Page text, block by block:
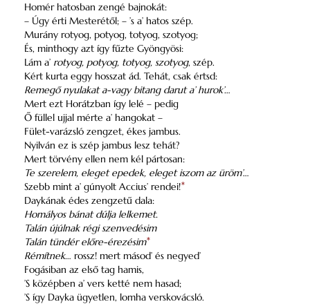
Homér hatosban zengé bajnokát:
– Úgy érti Mesterétől; – ’s a’ hatos szép.
Murány rotyog, potyog, totyog, szotyog;
És, minthogy azt így fűzte Gyöngyösi:
Lám a’ rotyog, potyog, totyog, szotyog, szép.
Kért kurta eggy hosszat ád. Tehát, csak értsd:
Remegő nyulakat a-vagy bitang darut a’ hurok’…
Mert ezt Horátzban így lelé – pedig
Ő füllel ujjal mérte a’ hangokat –
Fület-varázsló zengzet, ékes jambus.
Nyilván ez is szép jambus lesz tehát?
Mert törvény ellen nem kél pártosan:
Te szerelem, eleget epedek, eleget iszom az üröm’…
Szebb mint a’ gúnyolt Accius’ rendei!*
Daykának édes zengzetű dala:
Homályos bánat dúlja lelkemet.
Talán újúlnak régi szenvedésim
Talán tündér előre-érezésim*
Rémítnek… rossz! mert másod’ és negyed’
Fogásiban az első tag hamis,
’S középben a’ vers ketté nem hasad;
’S így Dayka ügyetlen, lomha verskovácsló.